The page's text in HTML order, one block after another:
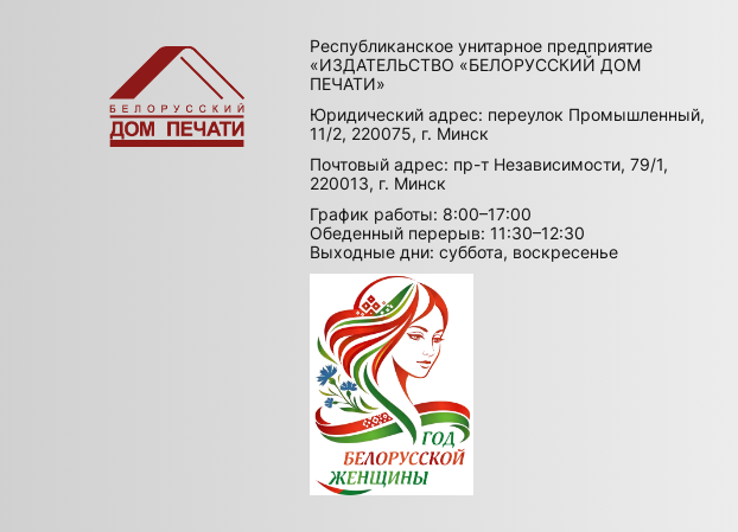
Республиканское унитарное предприятие
«ИЗДАТЕЛЬСТВО «БЕЛОРУССКИЙ ДОМ
ПЕЧАТИ»
Юридический адрес: переулок Промышленный,
11/2, 220075, г. Минск
Почтовый адрес: пр-т Независимости, 79/1,
220013, г. Минск
График работы: 8:00–17:00
Обеденный перерыв: 11:30–12:30
Выходные дни: суббота, воскресенье